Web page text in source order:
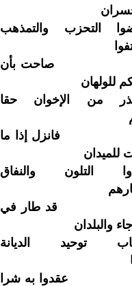
التحزب والتمذهب
بأن
للولهان
من الإخوان حقا
إذا ما
للميدان
التلون والنفاق
طار في
والبلدان
توحيد الديانة
به شرا